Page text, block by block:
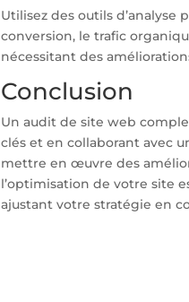
Utilisez des outils d’analyse
conversion, le trafic
nécessitant des
Conclusion
Un audit de site web
clés et en collaborant avec
mettre en œuvre des
l’optimisation de votre site
ajustant votre stratégie en